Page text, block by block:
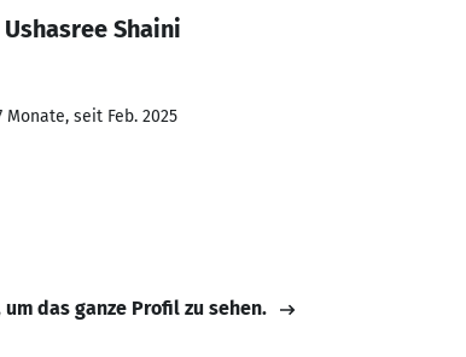
Shaini
Monate, seit Feb. 2025
das ganze Profil zu sehen.